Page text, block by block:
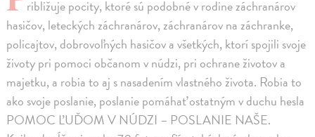
ribližuje pocity, ktoré sú podobné v rodine záchranárov
hasičov, leteckých záchranárov, záchranárov na záchranke,
policajtov, dobrovoľných hasičov a všetkých, ktorí spojili svoje
životy pri pomoci občanom v núdzi, pri ochrane životov a
majetku, a robia to aj s nasadením vlastného života. Robia to
ako svoje poslanie, poslanie pomáhať ostatným v duchu hesla
POMOC ĽUĎOM V NÚDZI – POSLANIE NAŠE.